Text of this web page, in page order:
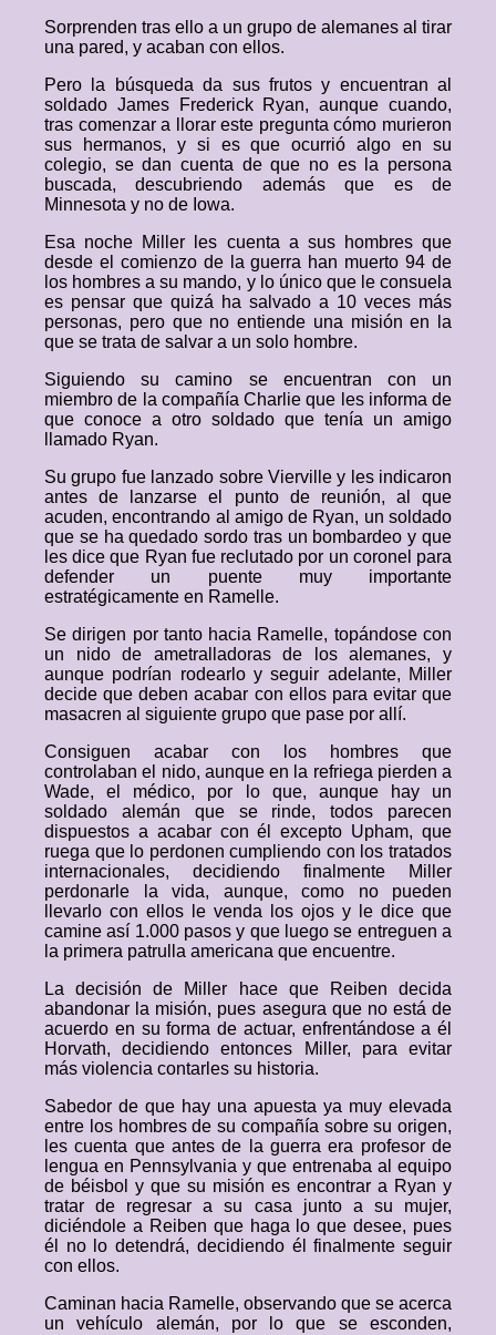
Sorprenden tras ello a un grupo de alemanes al tirar
una pared, y acaban con ellos.
Pero la búsqueda da sus frutos y encuentran al
soldado James Frederick Ryan, aunque cuando,
tras comenzar a llorar este pregunta cómo murieron
sus hermanos, y si es que ocurrió algo en su
colegio, se dan cuenta de que no es la persona
buscada, descubriendo además que es de
Minnesota y no de Iowa.
Esa noche Miller les cuenta a sus hombres que
desde el comienzo de la guerra han muerto 94 de
los hombres a su mando, y lo único que le consuela
es pensar que quizá ha salvado a 10 veces más
personas, pero que no entiende una misión en la
que se trata de salvar a un solo hombre.
Siguiendo su camino se encuentran con un
miembro de la compañía Charlie que les informa de
que conoce a otro soldado que tenía un amigo
llamado Ryan.
Su grupo fue lanzado sobre Vierville y les indicaron
antes de lanzarse el punto de reunión, al que
acuden, encontrando al amigo de Ryan, un soldado
que se ha quedado sordo tras un bombardeo y que
les dice que Ryan fue reclutado por un coronel para
defender un puente muy importante
estratégicamente en Ramelle.
Se dirigen por tanto hacia Ramelle, topándose con
un nido de ametralladoras de los alemanes, y
aunque podrían rodearlo y seguir adelante, Miller
decide que deben acabar con ellos para evitar que
masacren al siguiente grupo que pase por allí.
Consiguen acabar con los hombres que
controlaban el nido, aunque en la refriega pierden a
Wade, el médico, por lo que, aunque hay un
soldado alemán que se rinde, todos parecen
dispuestos a acabar con él excepto Upham, que
ruega que lo perdonen cumpliendo con los tratados
internacionales, decidiendo finalmente Miller
perdonarle la vida, aunque, como no pueden
llevarlo con ellos le venda los ojos y le dice que
camine así 1.000 pasos y que luego se entreguen a
la primera patrulla americana que encuentre.
La decisión de Miller hace que Reiben decida
abandonar la misión, pues asegura que no está de
acuerdo en su forma de actuar, enfrentándose a él
Horvath, decidiendo entonces Miller, para evitar
más violencia contarles su historia.
Sabedor de que hay una apuesta ya muy elevada
entre los hombres de su compañía sobre su origen,
les cuenta que antes de la guerra era profesor de
lengua en Pennsylvania y que entrenaba al equipo
de béisbol y que su misión es encontrar a Ryan y
tratar de regresar a su casa junto a su mujer,
diciéndole a Reiben que haga lo que desee, pues
él no lo detendrá, decidiendo él finalmente seguir
con ellos.
Caminan hacia Ramelle, observando que se acerca
un vehículo alemán, por lo que se esconden,